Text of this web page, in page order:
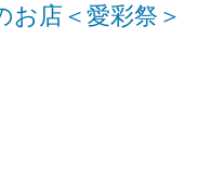
お店＜愛彩祭＞